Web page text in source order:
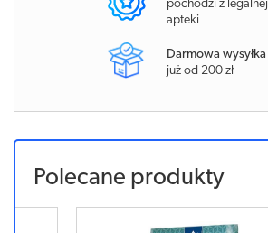
pochodzi z legalnej
apteki
Darmowa wysyłka
już od 200 zł
Polecane produkty